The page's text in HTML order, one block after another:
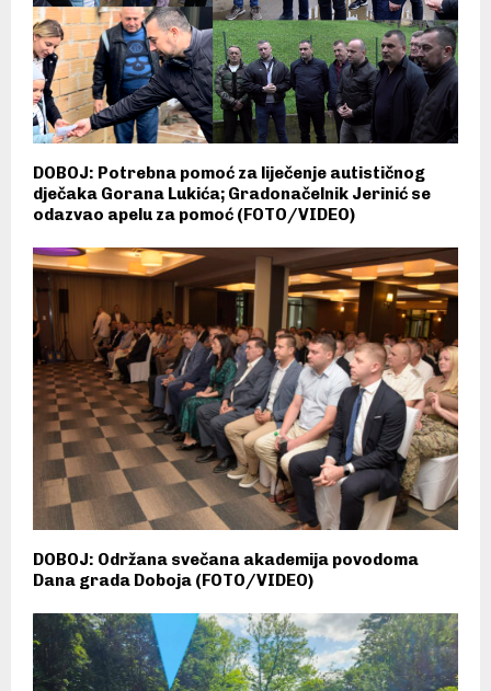
DOBOJ: Potrebna pomoć za liječenje autističnog
dječaka Gorana Lukića; Gradonačelnik Jerinić se
odazvao apelu za pomoć (FOTO/VIDEO)
DOBOJ: Održana svečana akademija povodoma
Dana grada Doboja (FOTO/VIDEO)